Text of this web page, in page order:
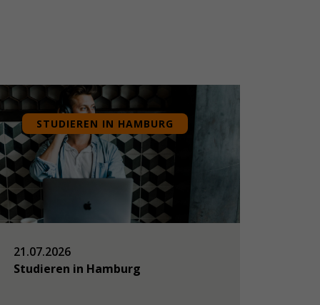
STUDIEREN IN HAMBURG
21.07.2026
Studieren in Hamburg